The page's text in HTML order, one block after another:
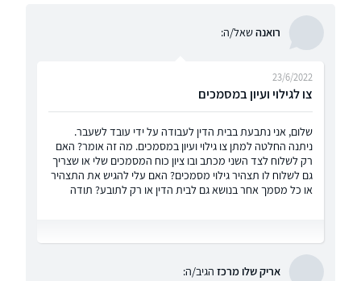
רואנהשאל/ה:
צו לגילוי ועיון במסמכים
23/6/2022
שלום, אני נתבעת בבית הדין לעבודה על ידי עובד לשעבר.
ניתנה החלטה למתן צו גילוי ועיון במסמכים. מה זה אומר? האם
רק לשלוח לצד השני מכתב ובו ציון כוח המסמכים שלי או שצריך
גם לשלוח לו תצהיר גילוי מסמכים? האם עלי להגיש את התצהיר
או כל מסמך אחר בנושא גם לבית הדין או רק לתובע? תודה
אריק שלו מרכז הגיב/ה: